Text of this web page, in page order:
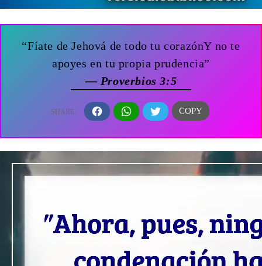
“Fíate de Jehová de todo tu corazónY no te
apoyes en tu propia prudencia”
— Proverbios 3:5